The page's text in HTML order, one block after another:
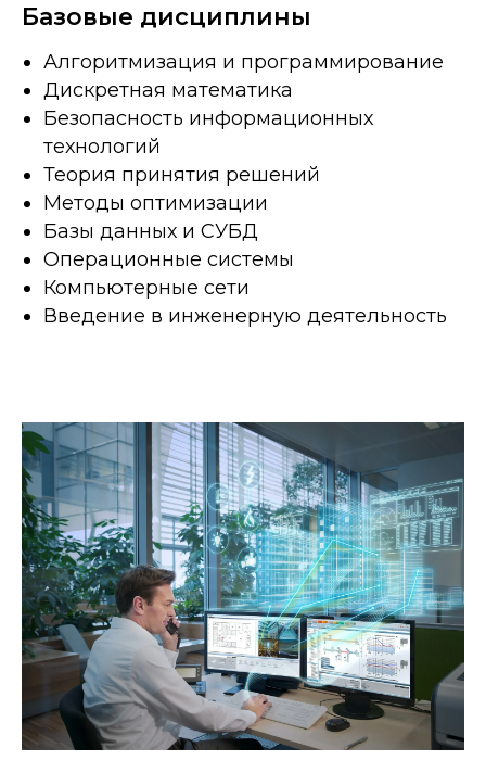
Базовые дисциплины
Алгоритмизация и программирование
Дискретная математика
Безопасность информационных
технологий
Теория принятия решений
Методы оптимизации
Базы данных и СУБД
Операционные системы
Компьютерные сети
Введение в инженерную деятельность